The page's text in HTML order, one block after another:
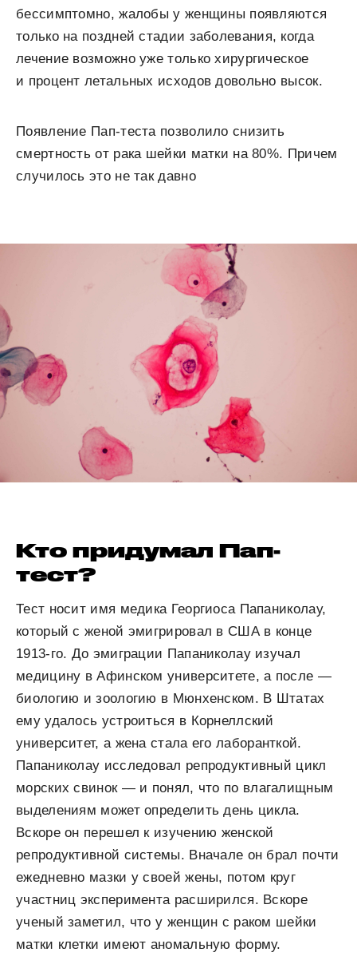
бессимптомно, жалобы у женщины появляются
только на поздней стадии заболевания, когда
лечение возможно уже только хирургическое
и процент летальных исходов довольно высок.
Появление Пап-теста позволило снизить
смертность от рака шейки матки на 80%. Причем
случилось это не так давно
Кто придумал Пап-
тест?
Тест носит имя медика Георгиоса Папаниколау,
который с женой эмигрировал в США в конце
1913-го. До эмиграции Папаниколау изучал
медицину в Афинском университете, а после —
биологию и зоологию в Мюнхенском. В Штатах
ему удалось устроиться в Корнеллский
университет, а жена стала его лаборанткой.
Папаниколау исследовал репродуктивный цикл
морских свинок — и понял, что по влагалищным
выделениям может определить день цикла.
Вскоре он перешел к изучению женской
репродуктивной системы. Вначале он брал почти
ежедневно мазки у своей жены, потом круг
участниц эксперимента расширился. Вскоре
ученый заметил, что у женщин с раком шейки
матки клетки имеют аномальную форму.